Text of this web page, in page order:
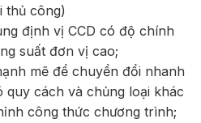
thủ công)
định vị CCD có độ chính
suất đơn vị cao;
mẽ để chuyển đổi nhanh
quy cách và chủng loại khác
công thức chương trình;